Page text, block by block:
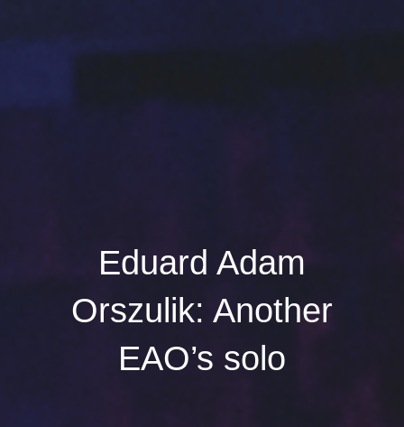
Eduard Adam
Orszulik: Another
EAO’s solo